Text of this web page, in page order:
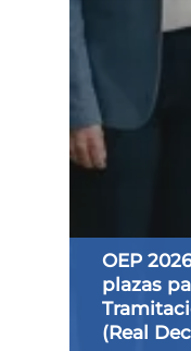
OEP
plazas
(Real